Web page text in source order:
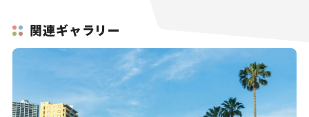
関連ギャラリー